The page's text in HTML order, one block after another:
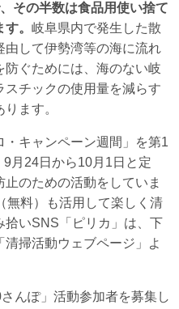
その半数は食品用使い捨て
。 岐阜県内で発生した散
して伊勢湾等の海に流れ
ぐためには、海のない岐
チックの使用量を減らす
ます。
キャンペーン週間」を第1
月24日から10月1日と定
のための活動をしていま
無料）も活用して楽しく清
拾いSNS「ピリカ」は、下
掃活動ウェブページ」よ
んぽ」活動参加者を募集し